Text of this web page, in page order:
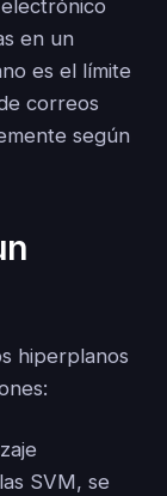
en un
es el límite
correos
según
hiperplanos
SVM, se